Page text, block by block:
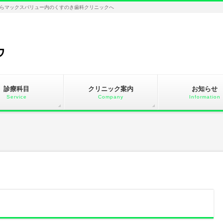
マックスバリュー内のくすのき歯科クリニックへ
診療科目
Service
クリニック案内
Company
お知らせ
Information